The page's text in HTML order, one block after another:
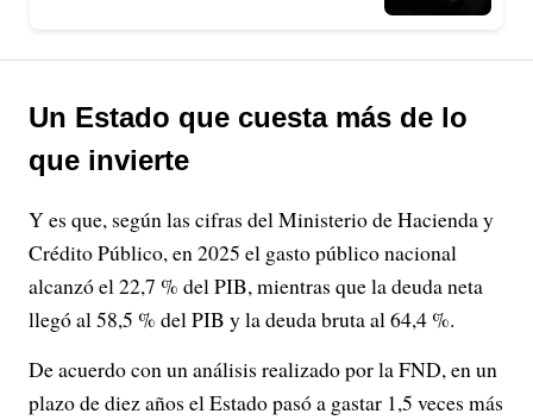
Un Estado que cuesta más de lo
que invierte
Y es que, según las cifras del Ministerio de Hacienda y
Crédito Público, en 2025 el gasto público nacional
alcanzó el 22,7 % del PIB, mientras que la deuda neta
llegó al 58,5 % del PIB y la deuda bruta al 64,4 %.
De acuerdo con un análisis realizado por la FND, en un
plazo de diez años el Estado pasó a gastar 1,5 veces más